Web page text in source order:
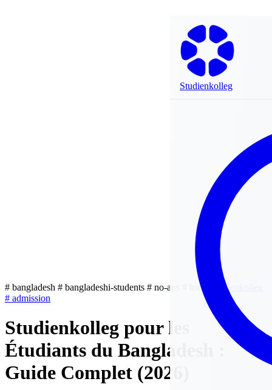
Studienkolleg
# bangladesh # bangladeshi-students # no-aps hsc
studienkolleg
# admission
Studienkolleg pour les
Étudiants du Bangladesh :
Guide Complet (2026)